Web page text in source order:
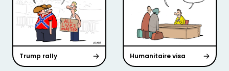
Trump rally Humanitaire visa